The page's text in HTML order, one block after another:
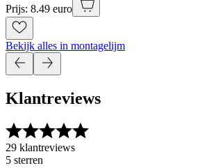
Prijs: 8.49 euro
Bekijk alles in montagelijm
Klantreviews
29 klantreviews
5 sterren